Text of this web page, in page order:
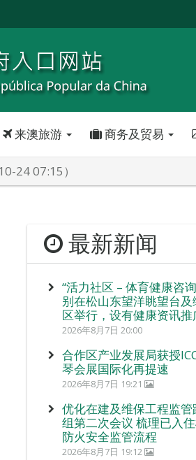
来澳旅游 商务及贸易
24 07:15）
最新新闻
“活力社区 – 体育健康咨
别在松山东望洋眺望台
区举行，设有健康资讯推
2026年8月7日 20:00
合作区产业发展局获授
琴会展国际化再提速
2026年8月7日 19:21
优化在建及维保工程监
组第二次会议 梳理已入
防火安全监管流程
2026年8月7日 19:12